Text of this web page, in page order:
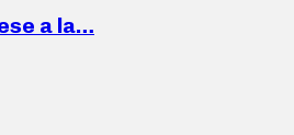
a la…